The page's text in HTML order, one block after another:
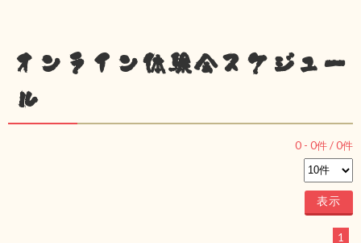
オンライン体験会スケジュー
ル
0 - 0件 /0件
1